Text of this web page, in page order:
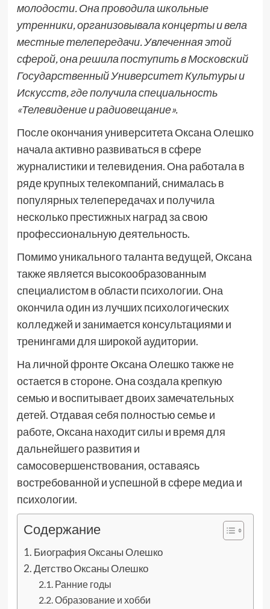
молодости. Она проводила школьные
утренники, организовывала концерты и вела
местные телепередачи. Увлеченная этой
сферой, она решила поступить в Московский
Государственный Университет Культуры и
Искусств, где получила специальность
«Телевидение и радиовещание».
После окончания университета Оксана Олешко
начала активно развиваться в сфере
журналистики и телевидения. Она работала в
ряде крупных телекомпаний, снималась в
популярных телепередачах и получила
несколько престижных наград за свою
профессиональную деятельность.
Помимо уникального таланта ведущей, Оксана
также является высокообразованным
специалистом в области психологии. Она
окончила один из лучших психологических
колледжей и занимается консультациями и
тренингами для широкой аудитории.
На личной фронте Оксана Олешко также не
остается в стороне. Она создала крепкую
семью и воспитывает двоих замечательных
детей. Отдавая себя полностью семье и
работе, Оксана находит силы и время для
дальнейшего развития и
самосовершенствования, оставаясь
востребованной и успешной в сфере медиа и
психологии.
Содержание
Биография Оксаны Олешко
Детство Оксаны Олешко
Ранние годы
Образование и хобби